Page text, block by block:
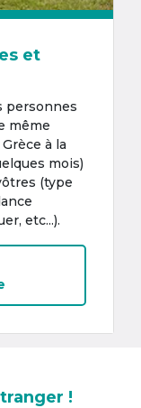
et
personnes
même
à la
mois)
(type
etc...).
!